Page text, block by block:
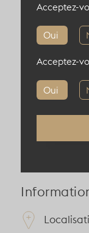
Capacité
120 pers
80 pers
80 pers
Oui
Acceptez-
Oui
Acceptez-